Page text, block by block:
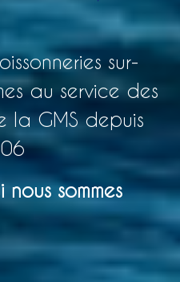
sur-
au service des
la GMS depuis
sommes